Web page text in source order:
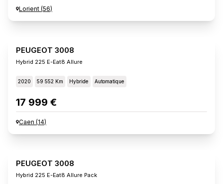
Lorient (56)
PEUGEOT 3008
Hybrid 225 E-Eat8 Allure
2020 59 552 Km Hybride Automatique
17 999 €
Caen (14)
PEUGEOT 3008
Hybrid 225 E-Eat8 Allure Pack